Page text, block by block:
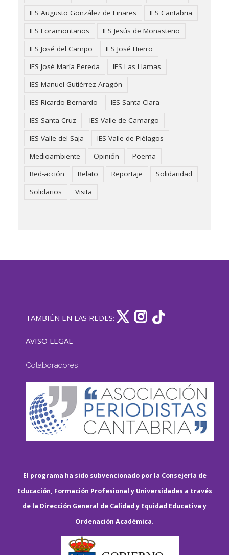
IES Augusto González de Linares
IES Cantabria
IES Foramontanos
IES Jesús de Monasterio
IES José del Campo
IES José Hierro
IES José María Pereda
IES Las Llamas
IES Manuel Gutiérrez Aragón
IES Ricardo Bernardo
IES Santa Clara
IES Santa Cruz
IES Valle de Camargo
IES Valle del Saja
IES Valle de Piélagos
Medioambiente
Opinión
Poema
Red-acción
Relato Reportaje
Solidaridad
Solidarios
Visita
TAMBIÉN EN LAS REDES:
AVISO LEGAL
Colaboradores
El programa ha sido subvencionado por la Consejería de
Educación, Formación Profesional y Universidades a través
de la Dirección General de Calidad y Equidad Educativa y
Ordenación Académica.